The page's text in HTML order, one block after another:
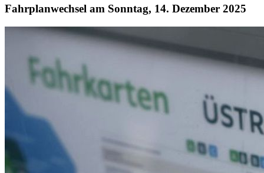
Fahrplanwechsel am Sonntag, 14. Dezember 2025